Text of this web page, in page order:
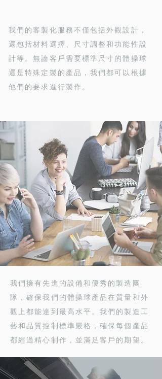
我們的客製化服務不僅包括外觀設計，
還包括材料選擇、尺寸調整和功能性設
計等。無論客戶需要標準尺寸的體操球
還是特殊定製的產品，我們都可以根據
他們的要求進行製作。
我們擁有先進的設備和優秀的製造團
隊，確保我們的體操球產品在質量和外
觀上都能達到最高水平。我們的製造工
藝和品質控制標準嚴格，確保每個產品
都經過精心制作，並滿足客戶的期望。